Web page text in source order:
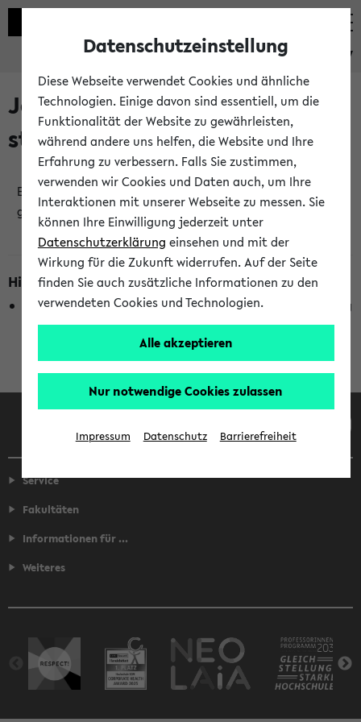
eKVV
Jetzt und in Kürze
stattfindende Veranstaltungen
Es wurden keine jetzt stattfindenden Veranstaltungen
gefunden!
Hinweise zur Liste
Die Anzeige ist semesterübergreifend und nicht abhängig
vom im eKVV gewählten Semester.
Facebook Instagram LinkedIn TikTok
Service
Fakultäten
Informationen für ...
Weiteres
Datenschutzeinstellung
Diese Webseite verwendet Cookies und ähnliche
Technologien. Einige davon sind essentiell, um die
Funktionalität der Website zu gewährleisten,
während andere uns helfen, die Website und Ihre
Erfahrung zu verbessern. Falls Sie zustimmen,
verwenden wir Cookies und Daten auch, um Ihre
Interaktionen mit unserer Webseite zu messen. Sie
können Ihre Einwilligung jederzeit unter
Datenschutzerklärung einsehen und mit der
Wirkung für die Zukunft widerrufen. Auf der Seite
finden Sie auch zusätzliche Informationen zu den
verwendeten Cookies und Technologien.
Alle akzeptieren
Nur notwendige Cookies zulassen
Impressum Datenschutz Barrierefreiheit